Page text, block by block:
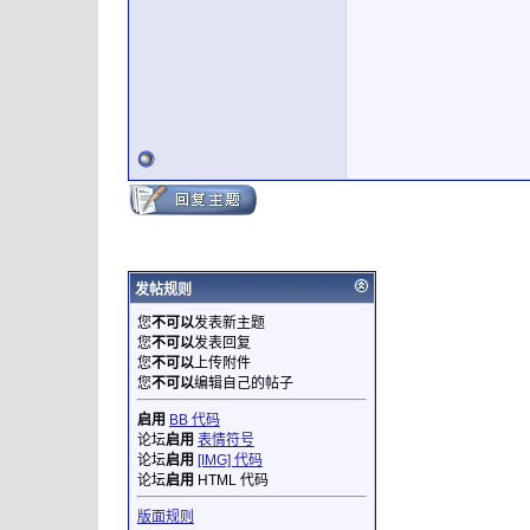
发帖规则
您不可以发表新主题
您不可以发表回复
您不可以上传附件
您不可以编辑自己的帖子
启用 BB 代码
论坛启用 表情符号
论坛启用 [IMG] 代码
论坛启用 HTML 代码
版面规则